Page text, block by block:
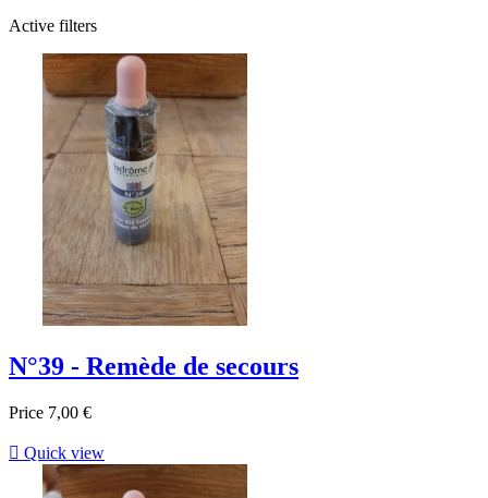
Active filters
N°39 - Remède de secours
Price 7,00 €
 Quick view